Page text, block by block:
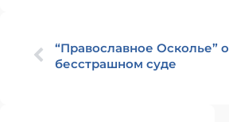
“Православное Осколье” о
бесстрашном суде